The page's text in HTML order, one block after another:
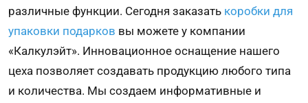
различные функции. Сегодня заказать коробки для
упаковки подарков вы можете у компании
«Калкулэйт». Инновационное оснащение нашего
цеха позволяет создавать продукцию любого типа
и количества. Мы создаем информативные и